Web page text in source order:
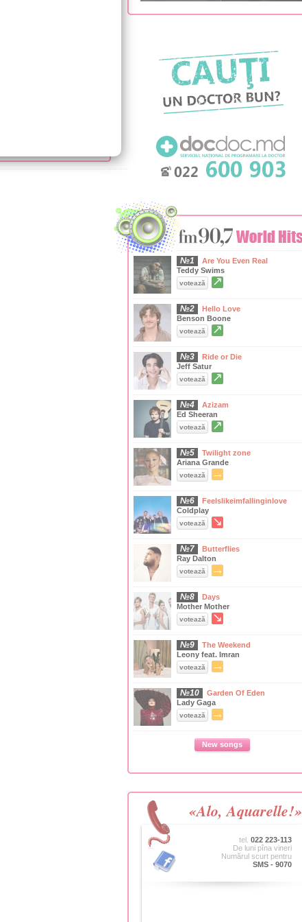
№1
Are You Even Real
Teddy Swims
votează ↗
№2
Hello Love
Benson Boone
votează ↗
№3
Ride or Die
Jeff Satur
votează ↗
№4
Azizam
Ed Sheeran
votează ↗
№5
Twilight zone
Ariana Grande
votează →
№6
Feelslikeimfallinginlove
Coldplay
votează ↘
№7
Butterflies
Ray Dalton
votează →
№8
Days
Mother Mother
votează ↘
№9
The Weekend
Leony feat. Imran
votează →
№10
Garden Of Eden
Lady Gaga
votează →
New songs
«Alo, Aquarelle!»
tel. 022 223-113
De luni pîna vineri
Numărul scurt pentru
SMS - 9070